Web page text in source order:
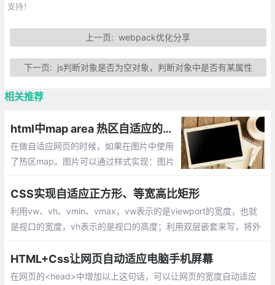
支持！
上一页:webpack优化分享
下一页: js判断对象是否为空对象，判断对象中是否有某属性
相关推荐
html中map area 热区自适应的原生js实现方案
在做自适应网页的时候，如果在图片中使用
了热区map。图片可以通过样式实现：图片
随页面等比例的变化效果。根据分辨率自适
应热区坐标
CSS实现自适应正方形、等宽高比矩形
利用vw、vh、vmin、vmax，vw表示的是viewport的宽度，也就
是视口的宽度，vh表示的是视口的高度；利用双层嵌套来写，将外
HTML+Css让网页自动适应电脑手机屏幕
在网页的<head>中增加以上这句话，可以让网页的宽度自动适应